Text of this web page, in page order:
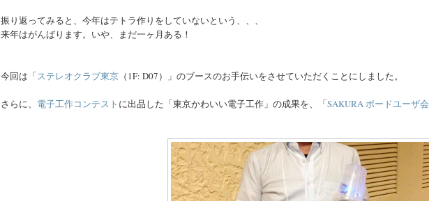
振り返ってみると、今年はテトラ作りをしていないという、、、
来年はがんばります。いや、まだ一ヶ月ある！
今回は「ステレオクラブ東京 （1F: D07）」のブースのお手伝いをさせていただくことにしました。
さらに、 電子工作コンテスト に出品した「東京かわいい電子工作」の成果を、「SAKURA ボードユーザ会